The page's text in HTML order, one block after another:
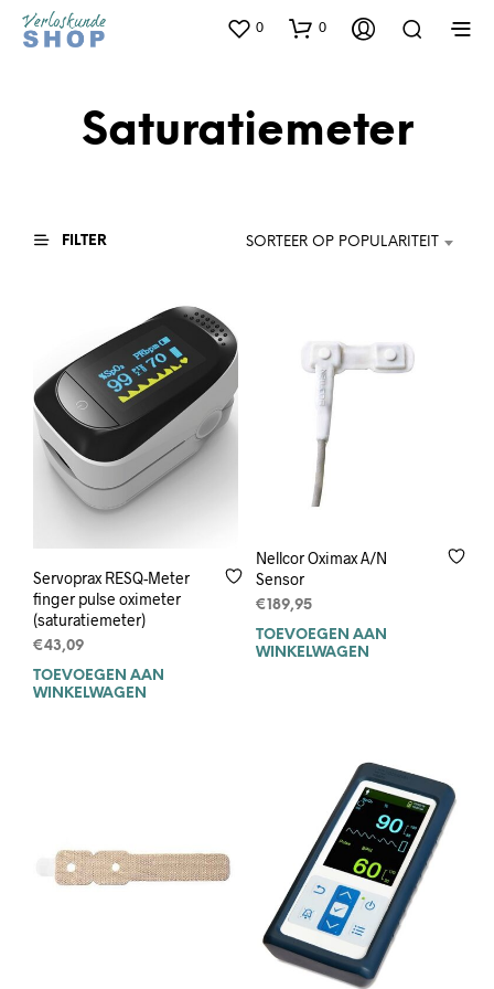
0 0
Saturatiemeter
FILTER SORTEER OP POPULARITEIT
Servoprax RESQ-Meter
finger pulse oximeter
(saturatiemeter)
€43,09
TOEVOEGEN AAN
WINKELWAGEN
Nellcor Oximax A/N
Sensor
€189,95
TOEVOEGEN AAN
WINKELWAGEN